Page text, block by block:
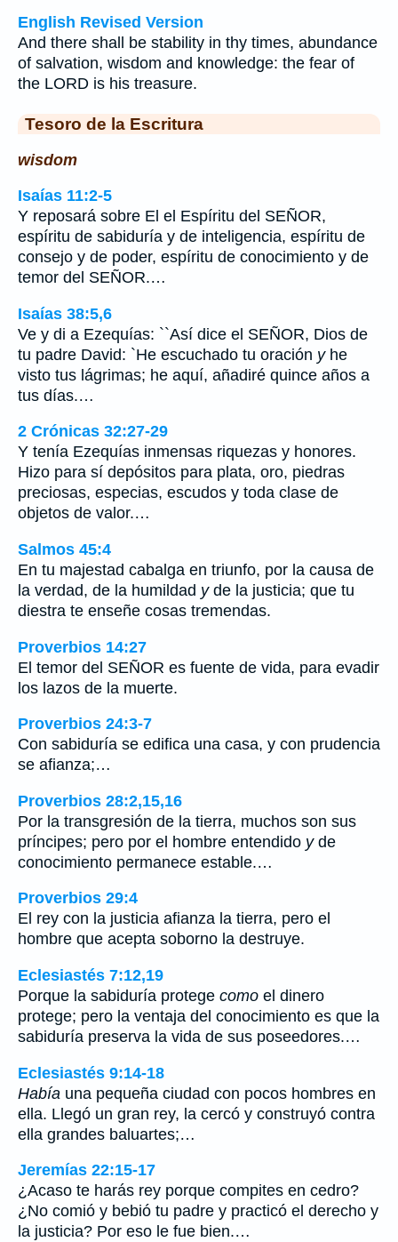
English Revised Version
And there shall be stability in thy times, abundance
of salvation, wisdom and knowledge: the fear of
the LORD is his treasure.
Tesoro de la Escritura
wisdom
Isaías 11:2-5
Y reposará sobre El el Espíritu del SEÑOR,
espíritu de sabiduría y de inteligencia, espíritu de
consejo y de poder, espíritu de conocimiento y de
temor del SEÑOR.…
Isaías 38:5,6
Ve y di a Ezequías: ``Así dice el SEÑOR, Dios de
tu padre David: `He escuchado tu oración yhe
visto tus lágrimas; he aquí, añadiré quince años a
tus días.…
2 Crónicas 32:27-29
Y tenía Ezequías inmensas riquezas y honores.
Hizo para sí depósitos para plata, oro, piedras
preciosas, especias, escudos y toda clase de
objetos de valor.…
Salmos 45:4
En tu majestad cabalga en triunfo, por la causa de
la verdad, de la humildad yde la justicia; que tu
diestra te enseñe cosas tremendas.
Proverbios 14:27
El temor del SEÑOR es fuente de vida, para evadir
los lazos de la muerte.
Proverbios 24:3-7
Con sabiduría se edifica una casa, y con prudencia
se afianza;…
Proverbios 28:2,15,16
Por la transgresión de la tierra, muchos son sus
príncipes; pero por el hombre entendido yde
conocimiento permanece estable.…
Proverbios 29:4
El rey con la justicia afianza la tierra, pero el
hombre que acepta soborno la destruye.
Eclesiastés 7:12,19
Porque la sabiduría protege como el dinero
protege; pero la ventaja del conocimiento es que la
sabiduría preserva la vida de sus poseedores.…
Eclesiastés 9:14-18
Había una pequeña ciudad con pocos hombres en
ella. Llegó un gran rey, la cercó y construyó contra
ella grandes baluartes;…
Jeremías 22:15-17
¿Acaso te harás rey porque compites en cedro?
¿No comió y bebió tu padre y practicó el derecho y
la justicia? Por eso le fue bien.…